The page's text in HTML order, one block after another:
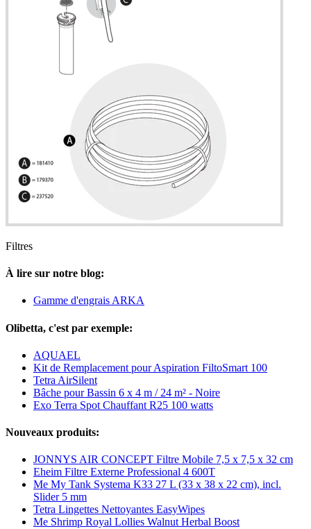
Filtres
À lire sur notre blog:
Gamme d'engrais ARKA
Olibetta, c'est par exemple:
AQUAEL
Kit de Remplacement pour Aspiration FiltoSmart 100
Tetra AirSilent
Bâche pour Bassin 6 x 4 m / 24 m² - Noire
Exo Terra Spot Chauffant R25 100 watts
Nouveaux produits:
JONNYS AIR CONCEPT Filtre Mobile 7,5 x 7,5 x 32 cm
Eheim Filtre Externe Professional 4 600T
Me My Tank Systema K33 27 L (33 x 38 x 22 cm), incl.
Slider 5 mm
Tetra Lingettes Nettoyantes EasyWipes
Me Shrimp Royal Lollies Walnut Herbal Boost